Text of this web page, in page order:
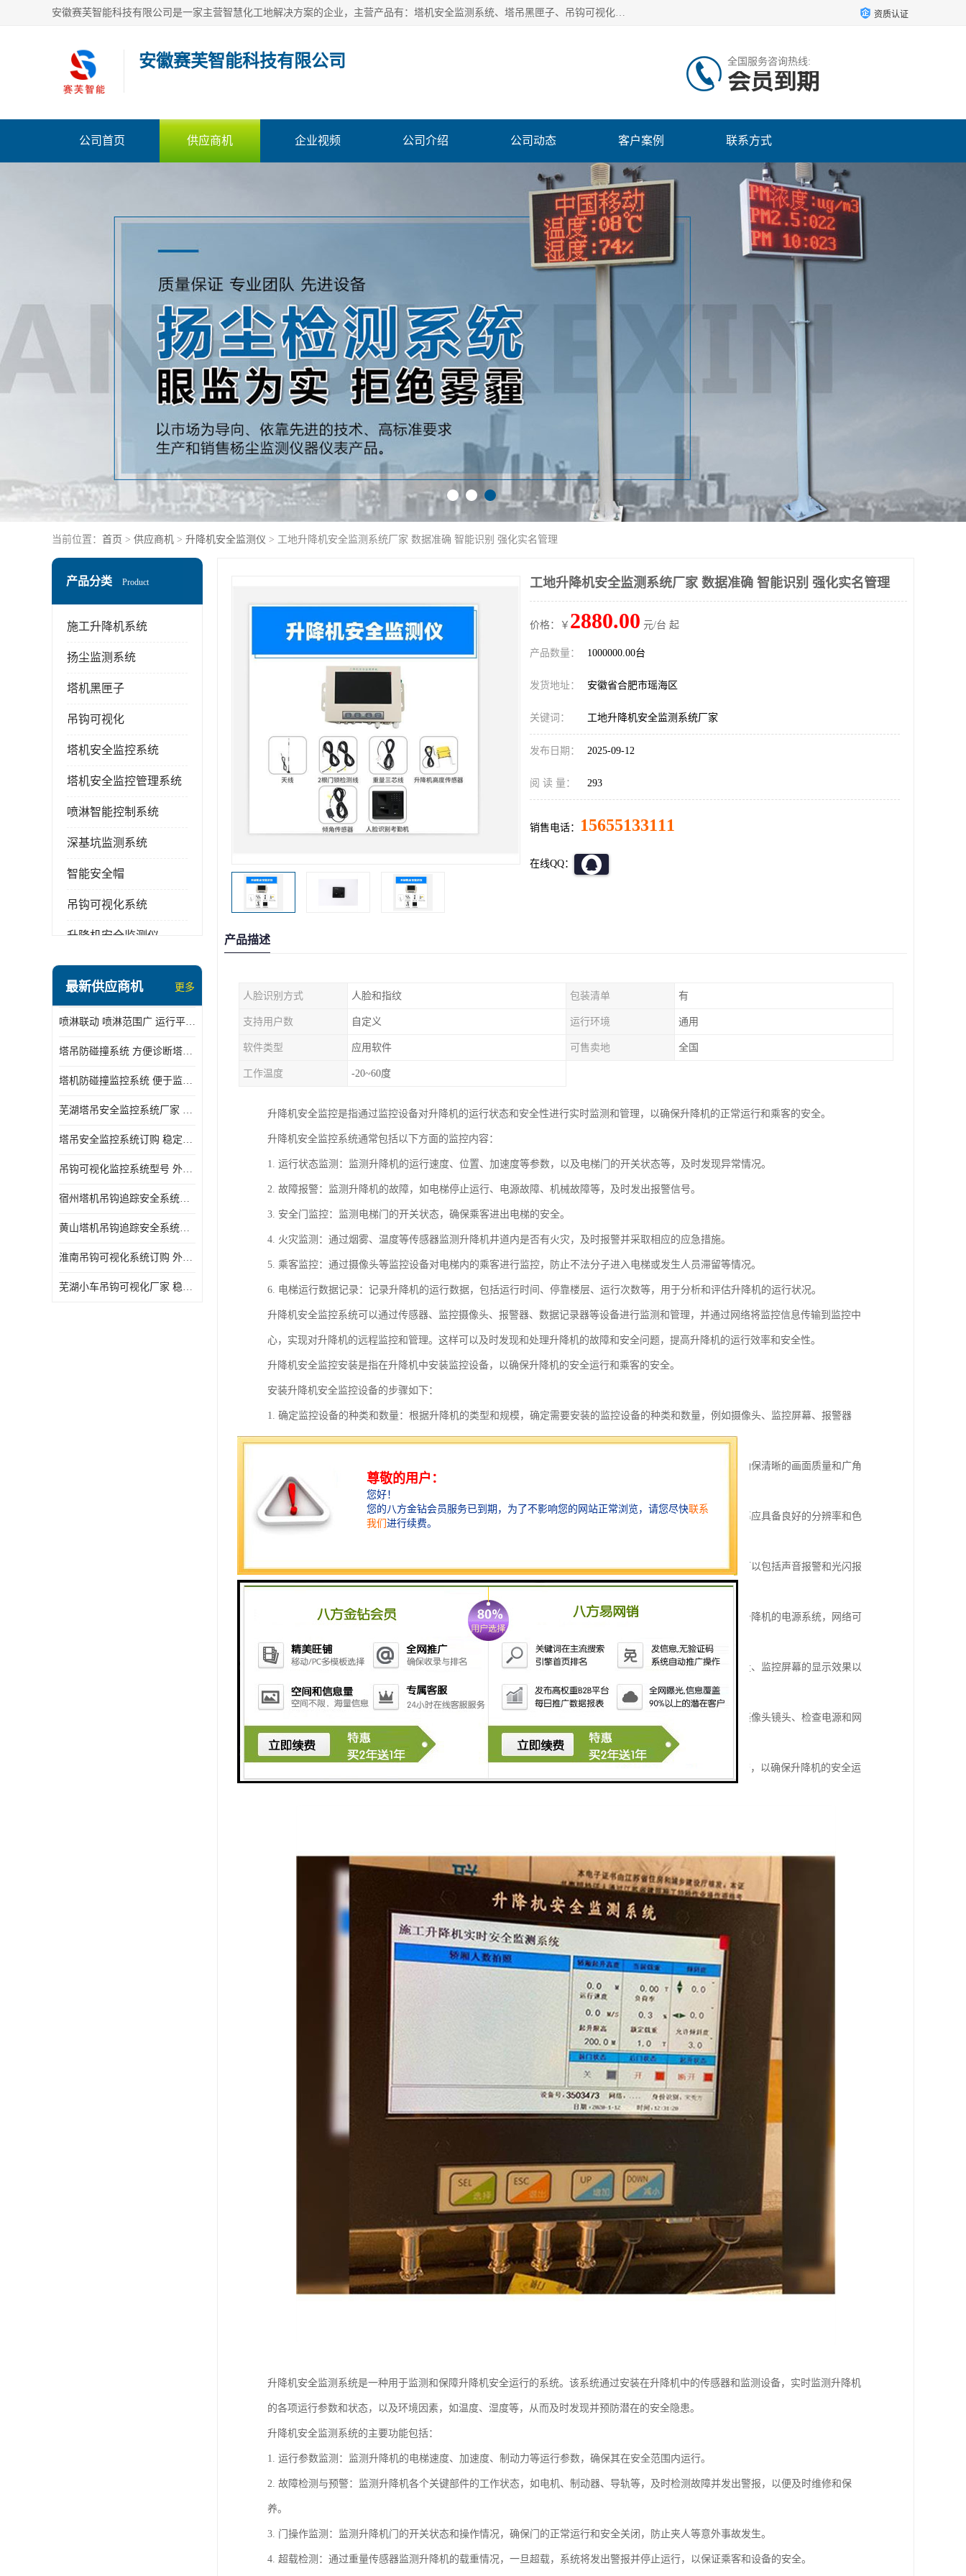
安徽赛芙智能科技有限公司是一家主营智慧化工地解决方案的企业，主营产品有：塔机安全监测系统、塔吊黑匣子、吊钩可视化、吊钩可视化系统、塔机安全监控系统、塔机黑匣子等。创建至今始终关注用户需求，为用户提供有的产品和服务。 资质认证
安徽赛芙智能科技有限公司 全国服务咨询热线:
会员到期
公司首页 供应商机 企业视频 公司介绍 公司动态 客户案例 联系方式
当前位置： 首页 > 供应商机 > 升降机安全监测仪 > 工地升降机安全监测系统厂家 数据准确 智能识别 强化实名管理
产品分类 Product
施工升降机系统
扬尘监测系统
塔机黑匣子
吊钩可视化
塔机安全监控系统
塔机安全监控管理系统
喷淋智能控制系统
深基坑监测系统
智能安全帽
吊钩可视化系统
升降机安全监测仪
最新供应商机 更多
喷淋联动 喷淋范围广 运行平稳 噪音小
塔吊防碰撞系统 方便诊断塔机状态 自动变焦智能化跟踪
塔机防碰撞监控系统 便于监督和管理 主要应用于塔机的实时监控
芜湖塔吊安全监控系统厂家 外观简洁大方 减少盲吊引发的事故
塔吊安全监控系统订购 稳定性高 结构清晰稳定
吊钩可视化监控系统型号 外观简洁大方 信号稳定 抗干扰性强
宿州塔机吊钩追踪安全系统厂家 提高工作效率 结构清晰稳定
黄山塔机吊钩追踪安全系统价格 可远程查看 减少盲吊引发的事故
淮南吊钩可视化系统订购 外观简洁大方 体积小 占用空间小
芜湖小车吊钩可视化厂家 稳定性高 可视吊装 降低盲吊风险
工地升降机安全监测系统厂家 数据准确 智能识别 强化实名管理
价格：￥ 2880.00 元/台 起
产品数量： 1000000.00台
发货地址： 安徽省合肥市瑶海区
关键词： 工地升降机安全监测系统厂家
发布日期： 2025-09-12
阅 读 量： 293
销售电话： 15655133111
在线QQ：
产品描述
人脸识别方式 人脸和指纹 包装清单 有
支持用户数 自定义 运行环境 通用
软件类型 应用软件 可售卖地 全国
工作温度 -20~60度
升降机安全监控是指通过监控设备对升降机的运行状态和安全性进行实时监测和管理，以确保升降机的正常运行和乘客的安全。
升降机安全监控系统通常包括以下方面的监控内容：
1. 运行状态监测：监测升降机的运行速度、位置、加速度等参数，以及电梯门的开关状态等，及时发现异常情况。
2. 故障报警：监测升降机的故障，如电梯停止运行、电源故障、机械故障等，及时发出报警信号。
3. 安全门监控：监测电梯门的开关状态，确保乘客进出电梯的安全。
4. 火灾监测：通过烟雾、温度等传感器监测升降机井道内是否有火灾，及时报警并采取相应的应急措施。
5. 乘客监控：通过摄像头等监控设备对电梯内的乘客进行监控，防止不法分子进入电梯或发生人员滞留等情况。
6. 电梯运行数据记录：记录升降机的运行数据，包括运行时间、停靠楼层、运行次数等，用于分析和评估升降机的运行状况。
升降机安全监控系统可以通过传感器、监控摄像头、报警器、数据记录器等设备进行监测和管理，并通过网络将监控信息传输到监控中
心，实现对升降机的远程监控和管理。这样可以及时发现和处理升降机的故障和安全问题，提高升降机的运行效率和安全性。
升降机安全监控安装是指在升降机中安装监控设备，以确保升降机的安全运行和乘客的安全。
安装升降机安全监控设备的步骤如下：
1. 确定监控设备的种类和数量：根据升降机的类型和规模，确定需要安装的监控设备的种类和数量，例如摄像头、监控屏幕、报警器
等。
2. 安装摄像头：根据升降机的结构和布局，在合适的位置安装摄像头，以覆盖升降机的各个区域。摄像头应确保清晰的画面质量和广角
视野，以便监控整个升降机的情况。
3. 安装监控屏幕：在升降机的控制室或其他合适的位置安装监控屏幕，用于显示摄像头拍摄的画面。监控屏幕应具备良好的分辨率和色
4. 安装报警器：在升降机内部和控制室等位置安装报警器，用于监测升降机的异常情况并及时报警。报警器可以包括声音报警和光闪报
5. 连接电源和网络：将监控设备与电源和网络进行连接，确保监控设备正常工作。电源可以通过电缆连接到升降机的电源系统，网络可
以通过有线或无线方式连接到监控中心或相关设备。
6. 测试和调试：安装完成后，对监控设备进行测试和调试，确保其正常工作。测试包括检查摄像头的画面质量、监控屏幕的显示效果以
及报警器的响应速度等。
7. 定期维护和检查：安装完成后，需要定期对监控设备进行维护和检查，以确保其正常运行。维护包括清洁摄像头镜头、检查电源和网
络连接等工作。
总之，升降机安全监控安装是一个综合性的工程，需要根据具体情况进行设计和安装，并定期进行维护和检查，以确保升降机的安全运
升降机安全监测系统是一种用于监测和保障升降机安全运行的系统。该系统通过安装在升降机中的传感器和监测设备，实时监测升降机
的各项运行参数和状态，以及环境因素，如温度、湿度等，从而及时发现并预防潜在的安全隐患。
升降机安全监测系统的主要功能包括：
1. 运行参数监测：监测升降机的电梯速度、加速度、制动力等运行参数，确保其在安全范围内运行。
2. 故障检测与预警：监测升降机各个关键部件的工作状态，如电机、制动器、导轨等，及时检测故障并发出警报，以便及时维修和保
养。
3. 门操作监测：监测升降机门的开关状态和操作情况，确保门的正常运行和安全关闭，防止夹人等意外事故发生。
4. 超载检测：通过重量传感器监测升降机的载重情况，一旦超载，系统将发出警报并停止运行，以保证乘客和设备的安全。